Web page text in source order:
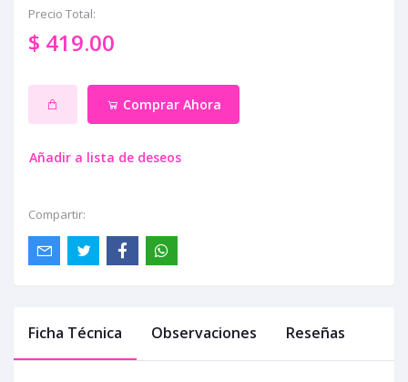
Precio Total:
$ 419.00
Comprar Ahora
Añadir a lista de deseos
Compartir:
Ficha Técnica Observaciones Reseñas